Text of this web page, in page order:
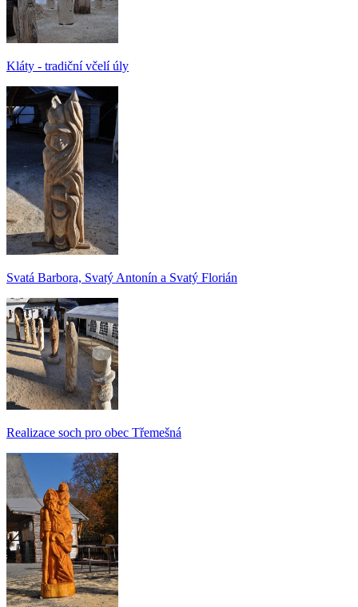
Kláty - tradiční včelí úly
Svatá Barbora, Svatý Antonín a Svatý Florián
Realizace soch pro obec Třemešná